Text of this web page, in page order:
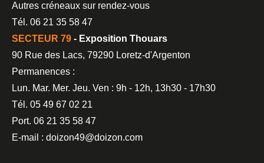
Autres créneaux sur rendez-vous
Tél. 06 21 35 58 47
SECTEUR 79 - Exposition Thouars
90 Rue des Lacs, 79290 Loretz-d'Argenton
Permanences :
Lun. Mar. Mer. Jeu. Ven : 9h - 12h, 13h30 - 17h30
Tél. 05 49 67 02 21
Port. 06 21 35 58 47
E-mail : doizon49@doizon.com